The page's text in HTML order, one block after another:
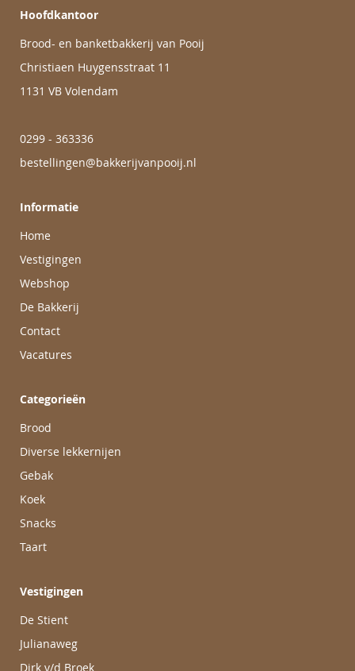
Hoofdkantoor
Brood- en banketbakkerij van Pooij
Christiaen Huygensstraat 11
1131 VB Volendam
0299 - 363336
bestellingen@bakkerijvanpooij.nl
Informatie
Home
Vestigingen
Webshop
De Bakkerij
Contact
Vacatures
Categorieën
Brood
Diverse lekkernijen
Gebak
Koek
Snacks
Taart
Vestigingen
De Stient
Julianaweg
Dirk v/d Broek